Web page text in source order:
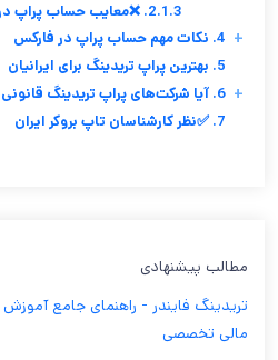
2.1.3. ❌معایب حساب پراپ در فارکس
4. نکات مهم حساب پراپ در فارکس +
5. بهترین پراپ تریدینگ برای ایرانیان
6. آیا شرکت‌های پراپ تریدینگ قانونی است؟ +
7. ✅نظر کارشناسان تاپ بروکر ایران
مطالب پیشنهادی
تریدینگ فایندر - راهنمای جامع
مالی تخصصی